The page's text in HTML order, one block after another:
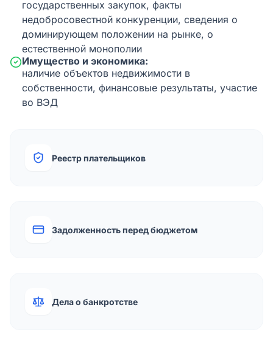
государственных закупок, факты
недобросовестной конкуренции, сведения о
доминирующем положении на рынке, о
естественной монополии
Имущество и экономика:
наличие объектов недвижимости в
собственности, финансовые результаты, участие
во ВЭД
Реестр плательщиков
Задолженность перед бюджетом
Дела о банкротстве